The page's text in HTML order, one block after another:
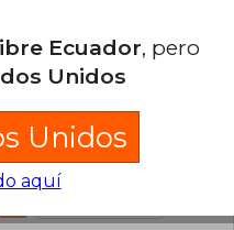
Jueves 16 de Diciembre,
bellísimo en todo el
en muy buenas
Ecuador, pero
Unidos
Unidos
aquí